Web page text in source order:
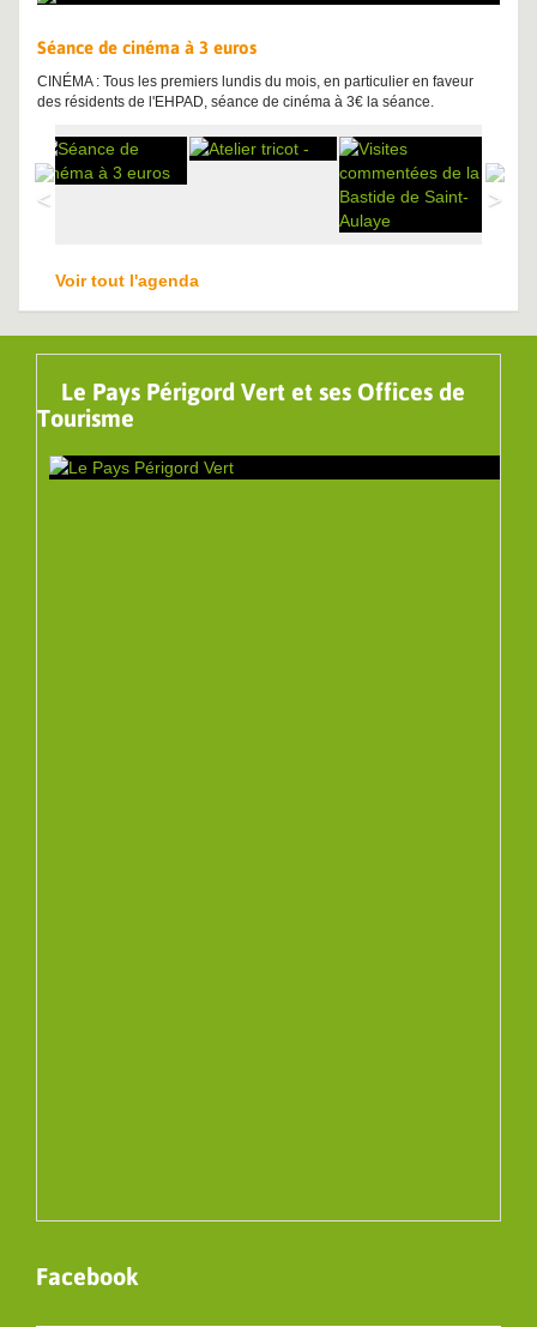
Séance de cinéma à 3 euros
CINÉMA : Tous les premiers lundis du mois, en particulier en faveur
des résidents de l'EHPAD, séance de cinéma à 3€ la séance.
Voir tout l'agenda
Le Pays Périgord Vert et ses Offices de
Tourisme
Facebook